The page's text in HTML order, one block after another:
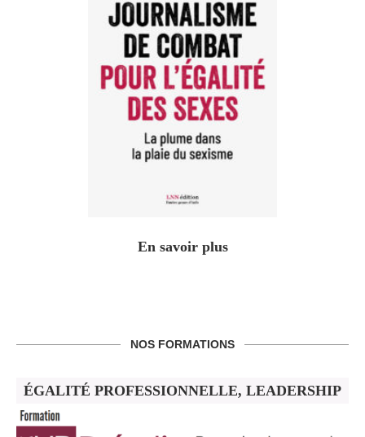
En savoir plus
NOS FORMATIONS
ÉGALITÉ PROFESSIONNELLE, LEADERSHIP